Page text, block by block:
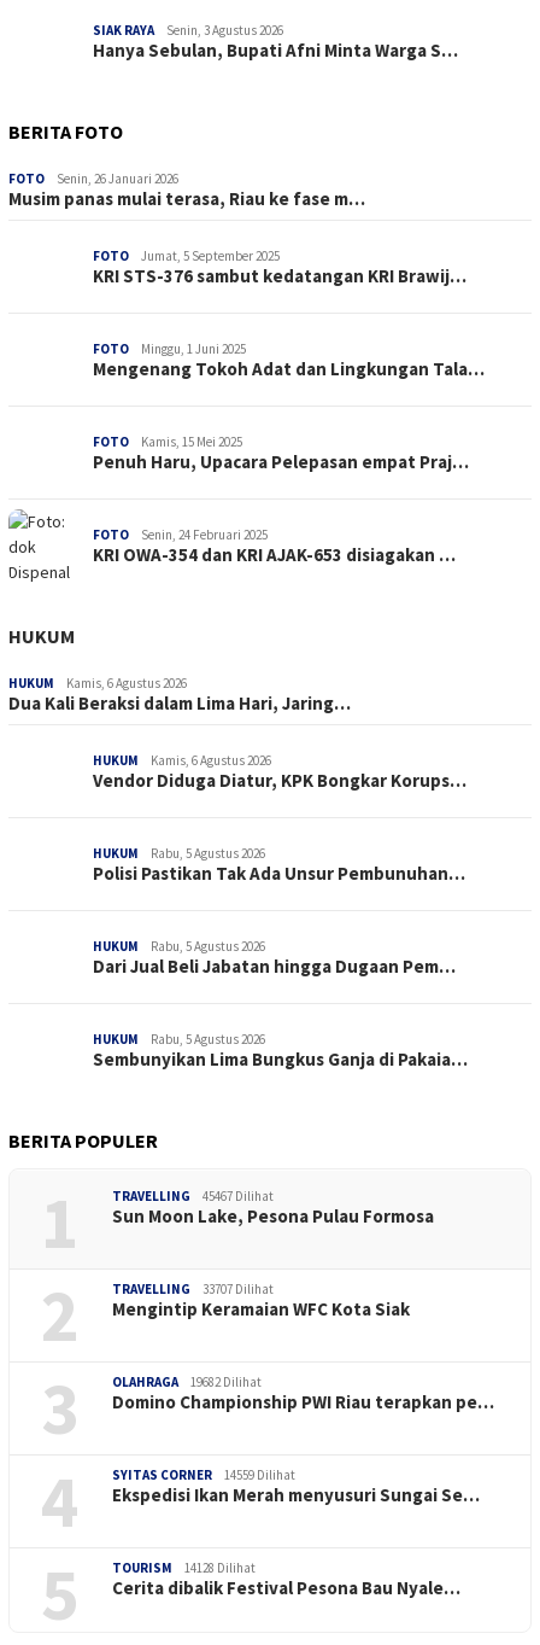
SIAK RAYA Senin, 3 Agustus 2026
Hanya Sebulan, Bupati Afni Minta Warga S…
BERITA FOTO
FOTO Senin, 26 Januari 2026
Musim panas mulai terasa, Riau ke fase m…
FOTO Jumat, 5 September 2025
KRI STS-376 sambut kedatangan KRI Brawij…
FOTO Minggu, 1 Juni 2025
Mengenang Tokoh Adat dan Lingkungan Tala…
FOTO Kamis, 15 Mei 2025
Penuh Haru, Upacara Pelepasan empat Praj…
FOTO Senin, 24 Februari 2025
KRI OWA-354 dan KRI AJAK-653 disiagakan …
HUKUM
HUKUM Kamis, 6 Agustus 2026
Dua Kali Beraksi dalam Lima Hari, Jaring…
HUKUM Kamis, 6 Agustus 2026
Vendor Diduga Diatur, KPK Bongkar Korups…
HUKUM Rabu, 5 Agustus 2026
Polisi Pastikan Tak Ada Unsur Pembunuhan…
HUKUM Rabu, 5 Agustus 2026
Dari Jual Beli Jabatan hingga Dugaan Pem…
HUKUM Rabu, 5 Agustus 2026
Sembunyikan Lima Bungkus Ganja di Pakaia…
BERITA POPULER
1 TRAVELLING 45467 Dilihat
Sun Moon Lake, Pesona Pulau Formosa
2 TRAVELLING 33707 Dilihat
Mengintip Keramaian WFC Kota Siak
3 OLAHRAGA 19682 Dilihat
Domino Championship PWI Riau terapkan pe…
4 SYITAS CORNER 14559 Dilihat
Ekspedisi Ikan Merah menyusuri Sungai Se…
5 TOURISM 14128 Dilihat
Cerita dibalik Festival Pesona Bau Nyale…